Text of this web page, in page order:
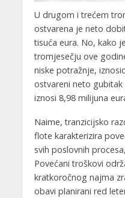
U drugom i trećem
ostvarena je neto
tisuća eura. No, kako
tromjesečju ove
niske potražnje,
ostvareni neto
iznosi 8,98 milijuna
Naime, tranzicijsko
flote karakterizira
svih poslovnih
Povećani troškovi
kratkoročnog najma
obavi planirani red